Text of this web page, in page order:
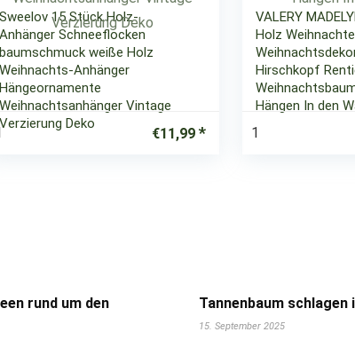
Sweelov 15 Stück Holz-
Anhänger Schneeflocken
baumschmuck weiße Holz
Weihnachts-Anhänger
Hängeornamente
Weihnachtsanhänger Vintage
Verzierung Deko
€11,99
VALERY
Holz
Hirschkopf
Hängen In den
1
rund um den
Tannenbaum schlagen
15. September 2025